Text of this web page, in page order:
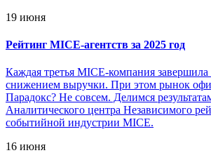
19 июня
Рейтинг MICE-агентств за 2025 год
Каждая третья MICE-компания завершила
снижением выручки. При этом рынок
Парадокс? Не совсем. Делимся
Аналитического центра Независимого
событийной индустрии MICE.
16 июня